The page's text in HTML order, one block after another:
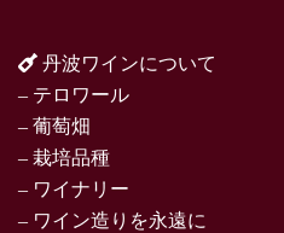
丹波ワインについて
– テロワール
– 葡萄畑
– 栽培品種
– ワイナリー
– ワイン造りを永遠に